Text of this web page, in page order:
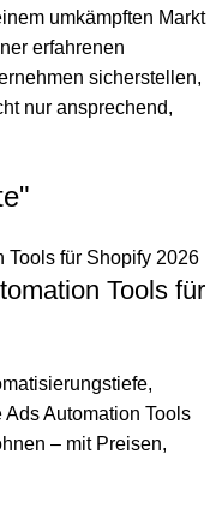
umkämpften Markt
erfahrenen
sicherstellen,
nur ansprechend,
"
Tools für
Automation Tools
– mit Preisen,